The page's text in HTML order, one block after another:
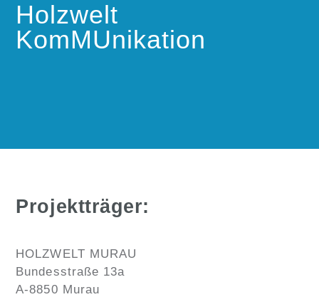
Holzwelt
KomMUnikation
Projektträger:
HOLZWELT MURAU
Bundesstraße 13a
A-8850 Murau